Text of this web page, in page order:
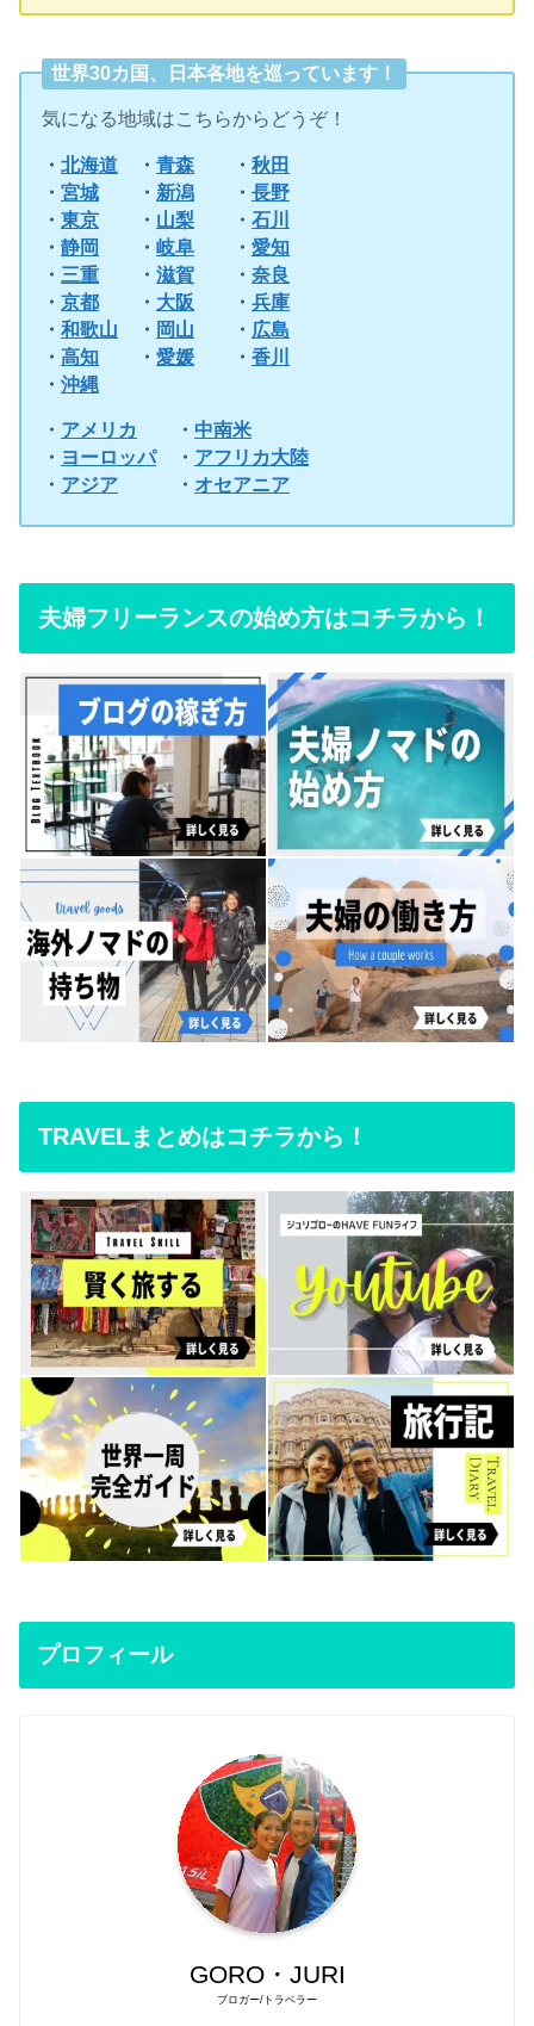
世界30カ国、日本各地を巡っています！
気になる地域はこちらからどうぞ！
・北海道 ・青森 ・秋田
・宮城 ・ 新潟 ・長野
・東京 ・ 山梨 ・石川
・静岡 ・岐阜 ・愛知
・ 三重 ・滋賀 ・奈良
・京都 ・ 大阪 ・兵庫
・和歌山 ・ 岡山 ・ 広島
・高知 ・愛媛 ・香川
・沖縄
・ アメリカ ・ 中南米
・ ヨーロッパ・ アフリカ大陸
・ アジア ・ オセアニア
夫婦フリーランスの始め方はコチラから！
TRAVELまとめはコチラから！
プロフィール
GORO・JURI
ブロガー/トラベラー